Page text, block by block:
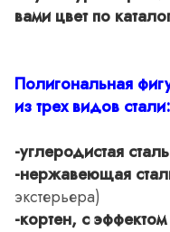
вами цвет по
Полигональная
из трех видов стали:
-углеродистая сталь
-нержавеющая
экстерьера)
-кортен, с